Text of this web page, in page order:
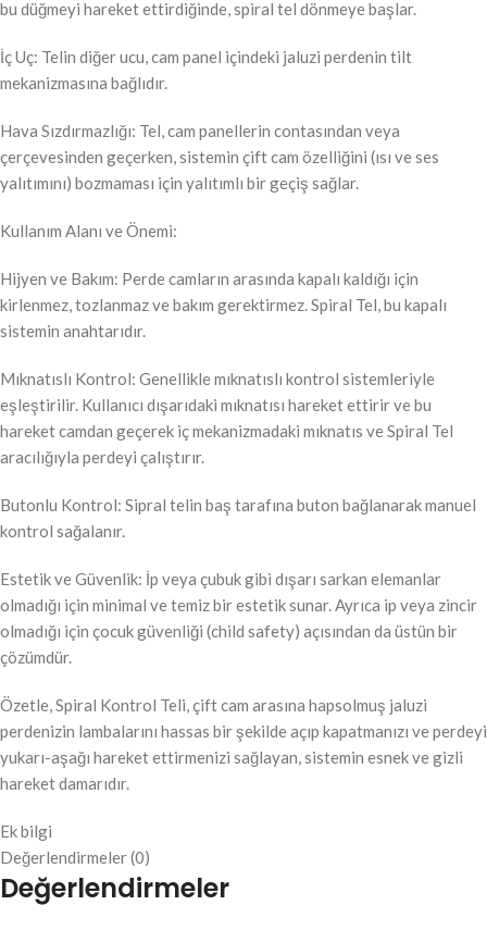
bu düğmeyi hareket ettirdiğinde, spiral tel dönmeye başlar.
İç Uç: Telin diğer ucu, cam panel içindeki jaluzi perdenin tilt
mekanizmasına bağlıdır.
Hava Sızdırmazlığı: Tel, cam panellerin contasından veya
çerçevesinden geçerken, sistemin çift cam özelliğini (ısı ve ses
yalıtımını) bozmaması için yalıtımlı bir geçiş sağlar.
Kullanım Alanı ve Önemi:
Hijyen ve Bakım: Perde camların arasında kapalı kaldığı için
kirlenmez, tozlanmaz ve bakım gerektirmez. Spiral Tel, bu kapalı
sistemin anahtarıdır.
Mıknatıslı Kontrol: Genellikle mıknatıslı kontrol sistemleriyle
eşleştirilir. Kullanıcı dışarıdaki mıknatısı hareket ettirir ve bu
hareket camdan geçerek iç mekanizmadaki mıknatıs ve Spiral Tel
aracılığıyla perdeyi çalıştırır.
Butonlu Kontrol: Sipral telin baş tarafına buton bağlanarak manuel
kontrol sağalanır.
Estetik ve Güvenlik: İp veya çubuk gibi dışarı sarkan elemanlar
olmadığı için minimal ve temiz bir estetik sunar. Ayrıca ip veya zincir
olmadığı için çocuk güvenliği (child safety) açısından da üstün bir
çözümdür.
Özetle, Spiral Kontrol Teli, çift cam arasına hapsolmuş jaluzi
perdenizin lambalarını hassas bir şekilde açıp kapatmanızı ve perdeyi
yukarı-aşağı hareket ettirmenizi sağlayan, sistemin esnek ve gizli
hareket damarıdır.
Ek bilgi
Değerlendirmeler (0)
Değerlendirmeler